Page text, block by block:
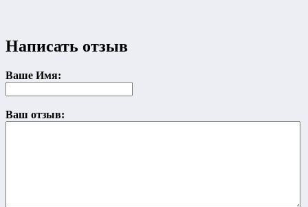
Написать отзыв
Ваше Имя:
Ваш отзыв: